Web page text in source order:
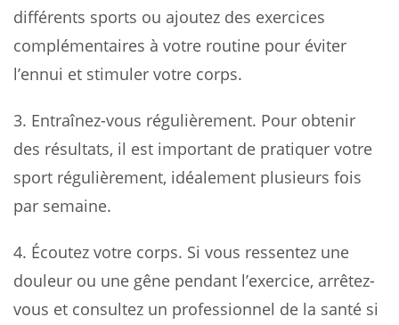
différents sports ou ajoutez des exercices
complémentaires à votre routine pour éviter
l’ennui et stimuler votre corps.
3. Entraînez-vous régulièrement. Pour obtenir
des résultats, il est important de pratiquer votre
sport régulièrement, idéalement plusieurs fois
par semaine.
4. Écoutez votre corps. Si vous ressentez une
douleur ou une gêne pendant l’exercice, arrêtez-
vous et consultez un professionnel de la santé si